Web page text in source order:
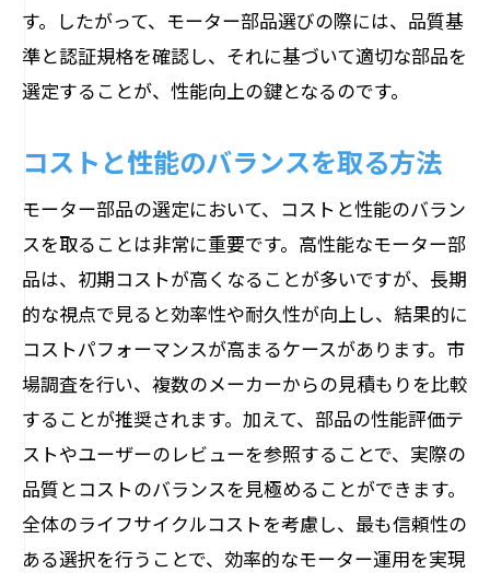
荻原電機の成功事例から学ぶ持続可能性
持続可能な選定のための基準と実施
効果的なサステナビリティ戦略
す。したがって、モーター部品選びの際には、品質基
準と認証規格を確認し、それに基づいて適切な部品を
選定することが、性能向上の鍵となるのです。
コストと性能のバランスを取る方法
モーター部品の選定において、コストと性能のバラン
スを取ることは非常に重要です。高性能なモーター部
品は、初期コストが高くなることが多いですが、長期
的な視点で見ると効率性や耐久性が向上し、結果的に
コストパフォーマンスが高まるケースがあります。市
場調査を行い、複数のメーカーからの見積もりを比較
することが推奨されます。加えて、部品の性能評価テ
ストやユーザーのレビューを参照することで、実際の
品質とコストのバランスを見極めることができます。
全体のライフサイクルコストを考慮し、最も信頼性の
ある選択を行うことで、効率的なモーター運用を実現